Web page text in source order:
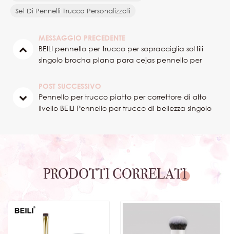
Set Di Pennelli Trucco Personalizzati
MESSAGGIO PRECEDENTE
BEILI pennello per trucco per sopracciglia sottili
singolo brocha plana para cejas pennello per
POST SUCCESSIVO
Pennello per trucco piatto per correttore di alto
livello BEILI Pennello per trucco di bellezza singolo
PRODOTTI CORRELATI